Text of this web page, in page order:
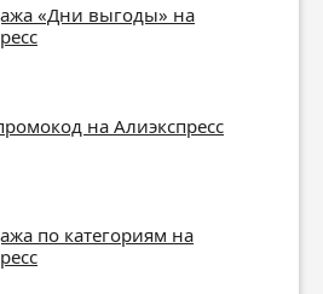
«Дни выгоды» на
на Алиэкспресс
по категориям на